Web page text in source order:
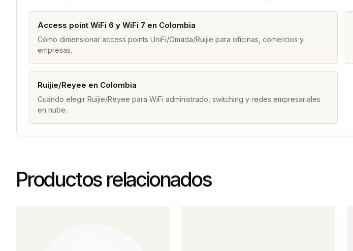
Access point WiFi 6 y WiFi 7 en Colombia
Cómo dimensionar access points UniFi/Omada/Ruijie para oficinas, comercios y
empresas.
Ruijie/Reyee en Colombia
Cuándo elegir Ruijie/Reyee para WiFi administrado, switching y redes empresariales
en nube.
Productos relacionados